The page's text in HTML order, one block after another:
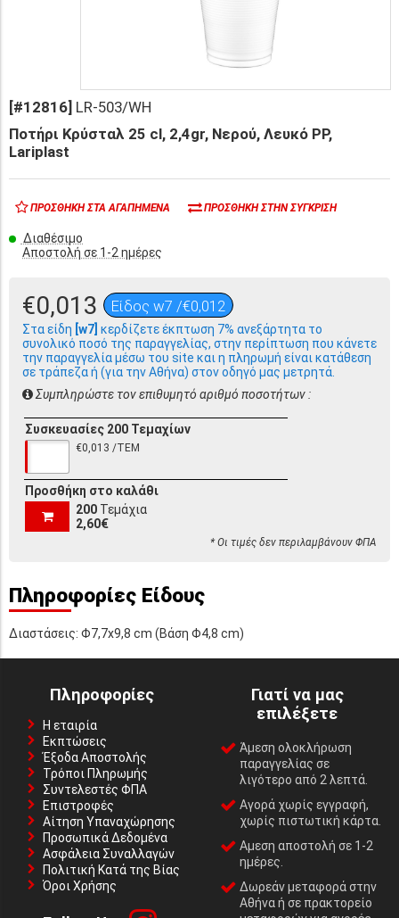
[#12816] LR-503/WH
Ποτήρι Κρύσταλ 25 cl, 2,4gr, Νερού, Λευκό PP,
Lariplast
ΠΡΟΣΘΉΚΗ ΣΤΑ ΑΓΑΠΗΜΈΝΑ ΠΡΟΣΘΉΚΗ ΣΤΗΝ ΣΎΓΚΡΙΣΗ
Διαθέσιμο
Αποστολή σε 1-2 ημέρες
€0,013 Είδος w7 /€0,012
Στα είδη [w7] κερδίζετε έκπτωση 7% ανεξάρτητα το
συνολικό ποσό της παραγγελίας, στην περίπτωση που κάνετε
την παραγγελία μέσω του site και η πληρωμή είναι κατάθεση
σε τράπεζα ή (για την Αθήνα) στον οδηγό μας μετρητά.
Συμπληρώστε τον επιθυμητό αριθμό ποσοτήτων :
Συσκευασίες 200 Τεμαχίων
€0,013 /ΤΕΜ
Προσθήκη στο καλάθι
200 Τεμάχια
2,60€
* Οι τιμές δεν περιλαμβάνουν ΦΠΑ
Πληροφορίες Είδους
Διαστάσεις: Φ7,7x9,8 cm (Βάση Φ4,8 cm)
Πληροφορίες
Η εταιρία
Εκπτώσεις
Έξοδα Αποστολής
Τρόποι Πληρωμής
Συντελεστές ΦΠΑ
Επιστροφές
Αίτηση Υπαναχώρησης
Προσωπικά Δεδομένα
Ασφάλεια Συναλλαγών
Πολιτική Κατά της Βίας
Όροι Χρήσης
Γιατί να μας
επιλέξετε
Άμεση ολοκλήρωση
παραγγελίας σε
λιγότερο από 2 λεπτά.
Αγορά χωρίς εγγραφή,
χωρίς πιστωτική κάρτα.
Αμεση αποστολή σε 1-2
ημέρες.
Δωρεάν μεταφορά στην
Αθήνα ή σε πρακτορείο